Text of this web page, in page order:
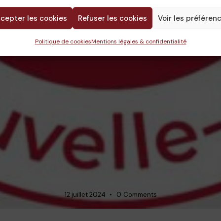
les cookies Refuser les cookies Voir les
Politique de cookiesMentions légales & confidentialité
12 juillet 2024 0 Comments